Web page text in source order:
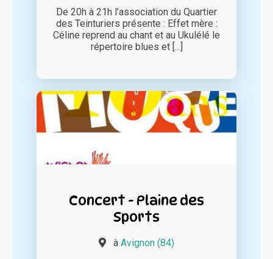
De 20h à 21h l’association du Quartier
des Teinturiers présente : Effet mère :
Céline reprend au chant et au Ukulélé le
répertoire blues et [...]
Concert - Plaine des
Sports
à Avignon (84)